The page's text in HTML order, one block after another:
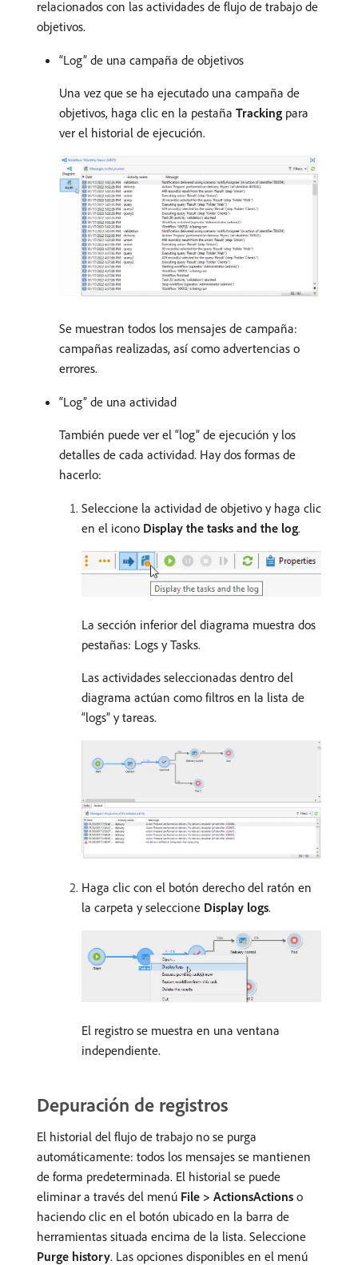
relacionados con las actividades de flujo de trabajo de
objetivos.
“Log” de una campaña de objetivos
Una vez que se ha ejecutado una campaña de
objetivos, haga clic en la pestaña Tracking para
ver el historial de ejecución.
Se muestran todos los mensajes de campaña:
campañas realizadas, así como advertencias o
errores.
“Log” de una actividad
También puede ver el “log” de ejecución y los
detalles de cada actividad. Hay dos formas de
hacerlo:
Seleccione la actividad de objetivo y haga clic
en el icono Display the tasks and the log.
La sección inferior del diagrama muestra dos
pestañas: Logs y Tasks.
Las actividades seleccionadas dentro del
diagrama actúan como filtros en la lista de
“logs” y tareas.
Haga clic con el botón derecho del ratón en
la carpeta y seleccione Display logs.
El registro se muestra en una ventana
independiente.
Depuración de registros
El historial del flujo de trabajo no se purga
automáticamente: todos los mensajes se mantienen
de forma predeterminada. El historial se puede
eliminar a través del menú File > ActionsActions o
haciendo clic en el botón ubicado en la barra de
herramientas situada encima de la lista. Seleccione
Purge history. Las opciones disponibles en el menú